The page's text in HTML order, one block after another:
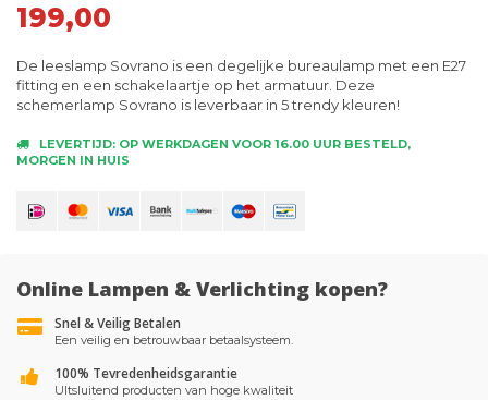
199,00
De leeslamp Sovrano is een degelijke bureaulamp met een E27
fitting en een schakelaartje op het armatuur. Deze
schemerlamp Sovrano is leverbaar in 5 trendy kleuren!
LEVERTIJD: OP WERKDAGEN VOOR 16.00 UUR BESTELD,
MORGEN IN HUIS
Online Lampen & Verlichting kopen?
Snel & Veilig Betalen
Een veilig en betrouwbaar betaalsysteem.
100% Tevredenheidsgarantie
UItsluitend producten van hoge kwaliteit